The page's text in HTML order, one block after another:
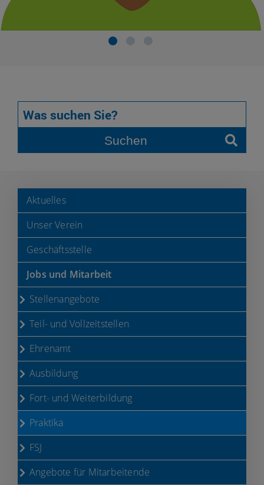
Suchen
Aktuelles
Unser Verein
Geschäftsstelle
Jobs und Mitarbeit
Stellenangebote
Teil- und Vollzeitstellen
Ehrenamt
Ausbildung
Fort- und Weiterbildung
Praktika
FSJ
Angebote für Mitarbeitende